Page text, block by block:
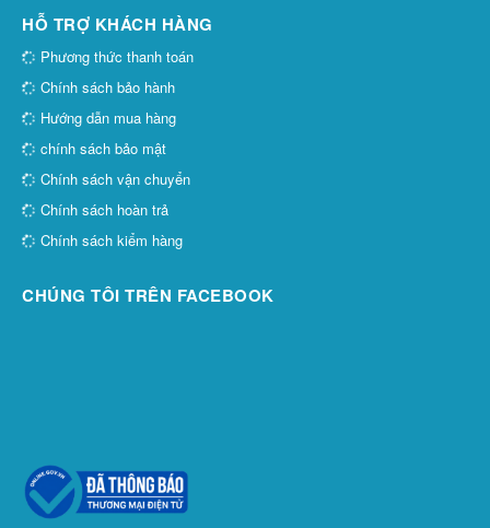
HỖ TRỢ KHÁCH HÀNG
Phương thức thanh toán
Chính sách bảo hành
Hướng dẫn mua hàng
chính sách bảo mật
Chính sách vận chuyển
Chính sách hoàn trả
Chính sách kiểm hàng
CHÚNG TÔI TRÊN FACEBOOK